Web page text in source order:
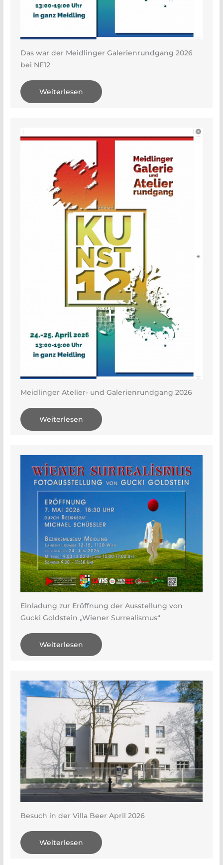
Das war der Meidlinger Galerienrundgang 2026
bei NF12
Weiterlesen
Meidlinger Atelier- und Galerienrundgang 2026
Weiterlesen
Einladung zur Eröffnung der Ausstellung von
Gucki Goldstein „Wiener Surrealismus“
Weiterlesen
Besuch in der Villa Beer April 2026
Weiterlesen